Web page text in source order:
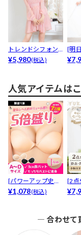
トレンドシフォン
袖×ネックチェーン
¥5,980(税込)
[明
谷間
人気アイテムは
[パワーアップ史上
最強5倍盛りアップ
¥1,078(税込)
[2点
ア
― 合わせて